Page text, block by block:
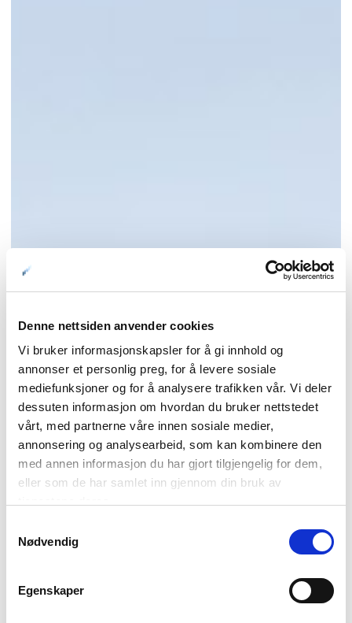
Denne nettsiden anvender cookies
Vi bruker informasjonskapsler for å gi innhold og
annonser et personlig preg, for å levere sosiale
mediefunksjoner og for å analysere trafikken vår. Vi deler
dessuten informasjon om hvordan du bruker nettstedet
vårt, med partnerne våre innen sosiale medier,
annonsering og analysearbeid, som kan kombinere den
med annen informasjon du har gjort tilgjengelig for dem,
eller som de har samlet inn gjennom din bruk av
Nødvendig
Egenskaper